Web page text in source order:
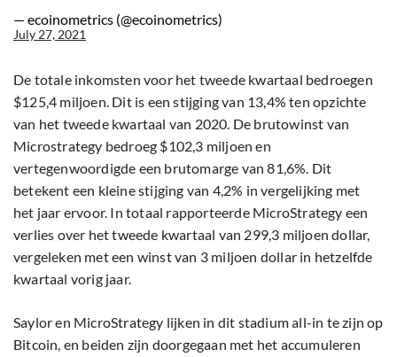
— ecoinometrics (@ecoinometrics)
July 27, 2021
De totale inkomsten voor het tweede kwartaal bedroegen
$125,4 miljoen. Dit is een stijging van 13,4% ten opzichte
van het tweede kwartaal van 2020. De brutowinst van
Microstrategy bedroeg $102,3 miljoen en
vertegenwoordigde een brutomarge van 81,6%. Dit
betekent een kleine stijging van 4,2% in vergelijking met
het jaar ervoor. In totaal rapporteerde MicroStrategy een
verlies over het tweede kwartaal van 299,3 miljoen dollar,
vergeleken met een winst van 3 miljoen dollar in hetzelfde
kwartaal vorig jaar.
Saylor en MicroStrategy lijken in dit stadium all-in te zijn op
Bitcoin, en beiden zijn doorgegaan met het accumuleren